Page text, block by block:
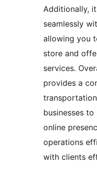
Additionally,
seamlessly
allowing you
store and
services.
provides a
businesses
online
operations
with clients